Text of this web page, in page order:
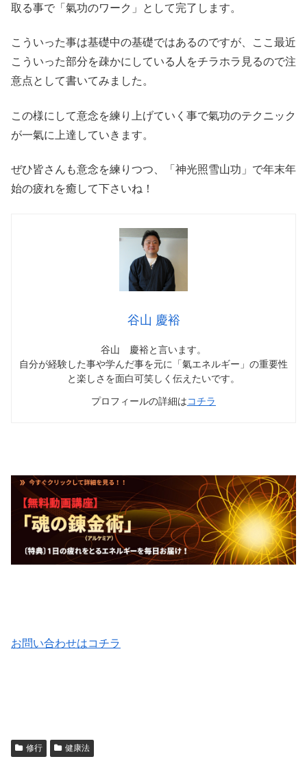
取る事で「氣功のワーク」として完了します。
こういった事は基礎中の基礎ではあるのですが、ここ最近
こういった部分を疎かにしている人をチラホラ見るので注
意点として書いてみました。
この様にして意念を練り上げていく事で氣功のテクニック
が一氣に上達していきます。
ぜひ皆さんも意念を練りつつ、「神光照雪山功」で年末年
始の疲れを癒して下さいね！
谷山 慶裕
谷山 慶裕と言います。
自分が経験した事や学んだ事を元に「氣エネルギー」の重要性
と楽しさを面白可笑しく伝えたいです。
プロフィールの詳細はコチラ
お問い合わせはコチラ
修行 健康法